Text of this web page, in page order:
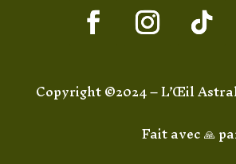
Copyright ©2024 – L’Œil
Fait avec 🙏